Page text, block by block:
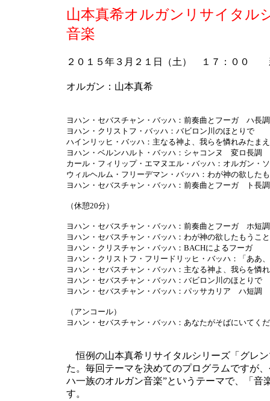
山本真希オルガンリサイタ
音楽
２０１５年３月２１日（土） １７：００
オルガン：山本真希
ヨハン・セバスチャン・バッハ：前奏曲とフーガ ハ長
ヨハン・クリストフ・バッハ：バビロン川のほとりで
ハインリッヒ・バッハ：主なる神よ、我らを憐れみたまえ
ヨハン・ベルンハルト・バッハ：シャコンヌ 変ロ長調
カール・フィリップ・エマヌエル・バッハ：オルガン
ウィルヘルム・フリーデマン・バッハ：わが神の欲した
ヨハン・セバスチャン・バッハ：前奏曲とフーガ ト長
（休憩20分）
ヨハン・セバスチャン・バッハ：前奏曲とフーガ ホ短
ヨハン・セバスチャン・バッハ：わが神の欲したもうこ
ヨハン・クリスチャン・バッハ：BACHによるフーガ
ヨハン・クリストフ・フリードリッヒ・バッハ：「ああ
ヨハン・セバスチャン・バッハ：主なる神よ、我らを憐
ヨハン・セバスチャン・バッハ：バビロン川のほとりで
ヨハン・セバスチャン・バッハ：パッサカリア ハ短調
（アンコール）
ヨハン・セバスチャン・バッハ：あなたがそばにいてく
恒例の山本真希リサイタルシリーズ「グレ
た。毎回テーマを決めてのプログラムですが
ハ一族のオルガン音楽”というテーマで、「音
す。